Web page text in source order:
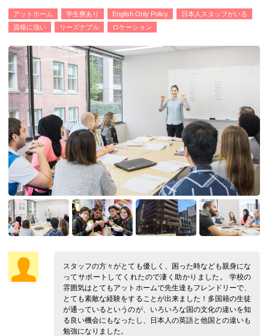
アットホーム 学生寮あり English Only Policy
日本人スタッフがいる
資格に強い
リーズナブル ロケーション
スタッフの方々がとても優しく、困った時なども親身にな
ってサポートしてくれたので凄く助かりました。 学校の
雰囲気はとてもアットホームで先生達もフレンドリーで、
とても素敵な経験をすることが出来ました！多国籍の生徒
が通っているというのが、いろいろな国の文化の違いを知
る良い機会にもなったし、日本人の英語と他国との違いも
勉強になりました。